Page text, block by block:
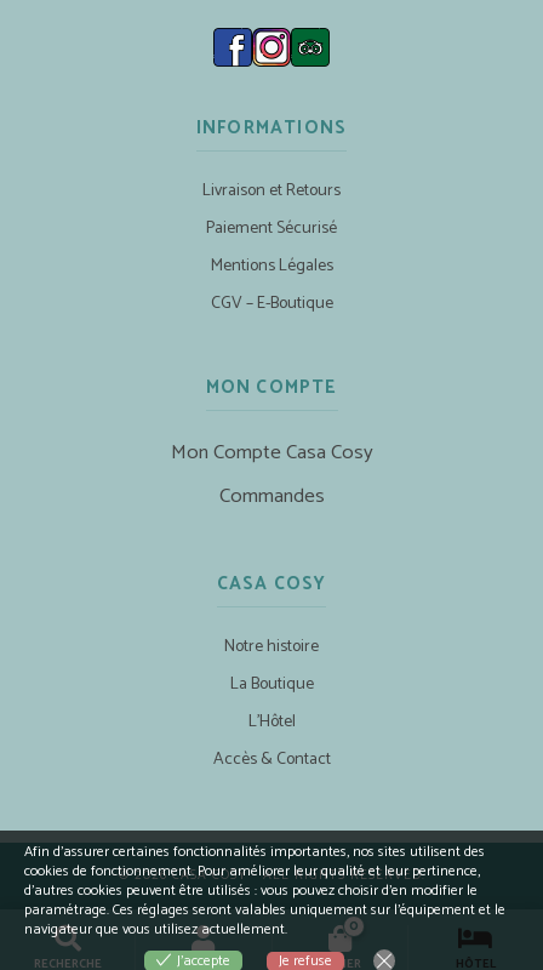
RECHERCHE COMPTE
0
PANIER HÔTEL
INFORMATIONS
Livraison et Retours
Paiement Sécurisé
Mentions Légales
CGV – E-Boutique
MON COMPTE
Mon Compte Casa Cosy
Commandes
CASA COSY
Notre histoire
La Boutique
L’Hôtel
Accès & Contact
© 2026 CASA COSY - ALL RIGHTS RESERVED.
Afin d’assurer certaines fonctionnalités importantes, nos sites utilisent des
cookies de fonctionnement. Pour améliorer leur qualité et leur pertinence,
d’autres cookies peuvent être utilisés : vous pouvez choisir d'en modifier le
paramétrage. Ces réglages seront valables uniquement sur l’équipement et le
navigateur que vous utilisez actuellement.
J'accepte
Je refuse